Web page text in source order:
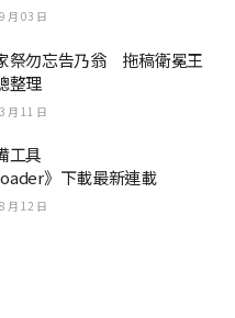
月 03 日
祭勿忘告乃翁 拖稿衛冕王
整理
月 11 日
工具
》下載最新連載
月 12 日